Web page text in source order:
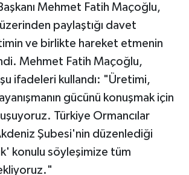
Mehmet Fatih Maçoğlu,
paylaştığı davet
ve birlikte hareket etmenin
Mehmet Fatih Maçoğlu,
şu ifadeleri kullandı: "Üretimi,
gücünü konuşmak için
Türkiye Ormancılar
Şubesi'nin düzenlediği
konulu söyleşimize tüm